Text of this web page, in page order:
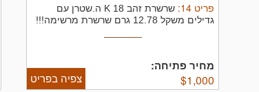
פריט 14
:
שרשרת זהב 18 K ה.שטרן עם
גדילים משקל 12.78 גרם שרשרת מרשימה!!!
מחיר פתיחה:
$1,000 צפיה בפריט